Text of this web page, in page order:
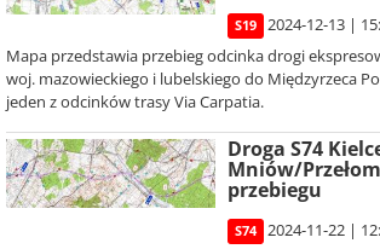
S19
2024-12-13 |
Mapa przedstawia przebieg odcinka drogi
woj. mazowieckiego i lubelskiego do Międzyrzeca
jeden z odcinków trasy Via Carpatia.
Droga S74
Mniów/
przebiegu
S74
2024-11-22 |